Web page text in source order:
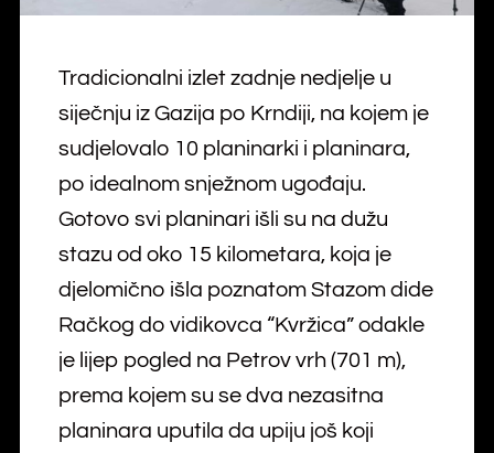
Tradicionalni izlet zadnje nedjelje u
siječnju iz Gazija po Krndiji, na kojem je
sudjelovalo 10 planinarki i planinara,
po idealnom snježnom ugođaju.
Gotovo svi planinari išli su na dužu
stazu od oko 15 kilometara, koja je
djelomično išla poznatom Stazom dide
Račkog do vidikovca “Kvržica” odakle
je lijep pogled na Petrov vrh (701 m),
prema kojem su se dva nezasitna
planinara uputila da upiju još koji